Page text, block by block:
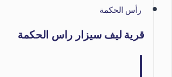
رأس الحكمة
قرية ليف سيزار راس الحكمة